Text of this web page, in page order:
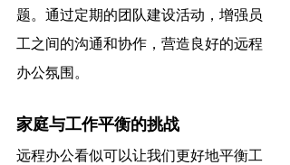
题。通过定期的团队建设活动，增强员
工之间的沟通和协作，营造良好的远程
办公氛围。
家庭与工作平衡的挑战
远程办公看似可以让我们更好地平衡工